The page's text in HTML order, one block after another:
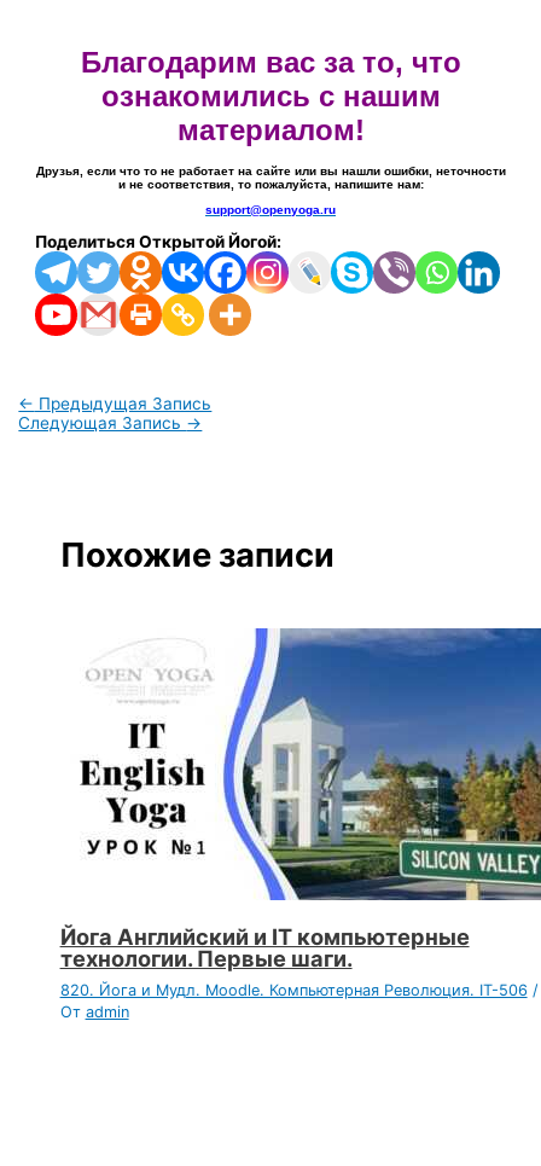
Благодарим вас за то, что
ознакомились с нашим
материалом!
Друзья, если что то не работает на сайте или вы нашли ошибки, неточности
и не соответствия, то пожалуйста, напишите нам:
support@openyoga.ru
Поделиться Открытой Йогой:
← Предыдущая Запись
Следующая Запись →
Похожие записи
Йога Английский и IT компьютерные
технологии. Первые шаги.
820. Йога и Мудл. Moodle. Компьютерная Революция. IT-506 /
От admin